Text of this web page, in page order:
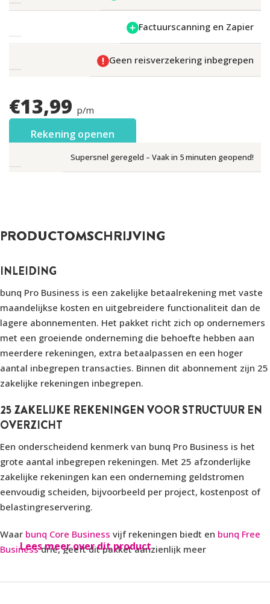
Factuurscanning en Zapier
Geen reisverzekering inbegrepen
€13,99 p/m
Rekening openen
Supersnel geregeld – Vaak in 5 minuten geopend!
PRODUCTOMSCHRIJVING
INLEIDING
bunq Pro Business is een zakelijke betaalrekening met vaste
maandelijkse kosten en uitgebreidere functionaliteit dan de
lagere abonnementen. Het pakket richt zich op ondernemers
met een groeiende onderneming die behoefte hebben aan
meerdere rekeningen, extra betaalpassen en een hoger
aantal inbegrepen transacties. Binnen dit abonnement zijn 25
zakelijke rekeningen inbegrepen.
25 ZAKELIJKE REKENINGEN VOOR STRUCTUUR EN
OVERZICHT
Een onderscheidend kenmerk van bunq Pro Business is het
grote aantal inbegrepen rekeningen. Met 25 afzonderlijke
zakelijke rekeningen kan een onderneming geldstromen
eenvoudig scheiden, bijvoorbeeld per project, kostenpost of
belastingreservering.
Waar bunq Core Business vijf rekeningen biedt en bunq Free
Businessdrie, geeft dit pakket aanzienlijk meer
rekening.
Lees meer over dit product